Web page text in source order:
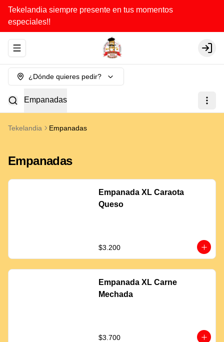
Tekelandia siempre presente en tus momentos
especiales!!
Abrir menu de navegación Login
¿Dónde quieres pedir?
Empanadas
Tekelandia Empanadas
Empanadas
Empanada XL Caraota
Queso
$3.200
Empanada XL Carne
Mechada
$3.700